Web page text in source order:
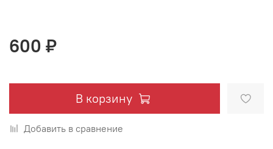
600 ₽
В корзину
Добавить в сравнение